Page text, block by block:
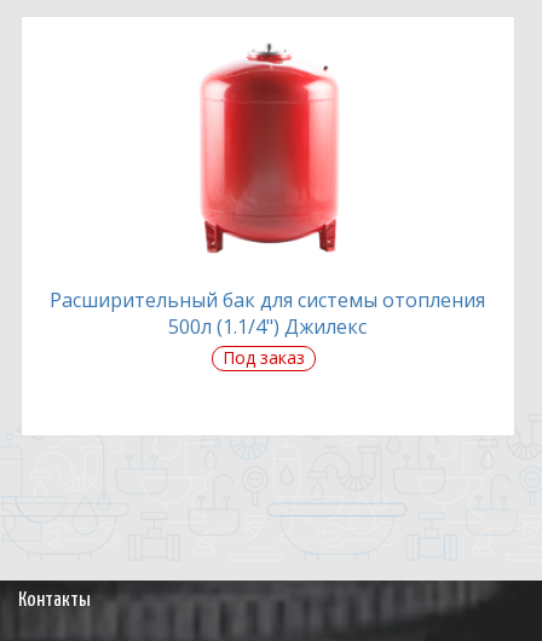
Расширительный бак для системы отопления
500л (1.1/4") Джилекс
Под заказ
Контакты